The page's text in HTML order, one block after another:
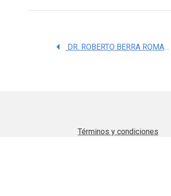
DR. ROBERTO BERRA ROMANI
Términos y condiciones